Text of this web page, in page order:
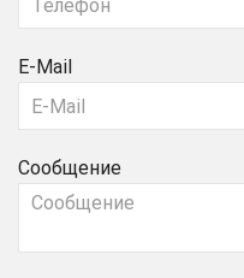
E-Mail
Сообщение